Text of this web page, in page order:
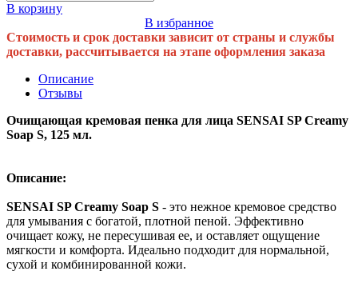
В корзину
В избранное
Стоимость и срок доставки зависит от страны и службы
доставки, рассчитывается на этапе оформления заказа
Описание
Отзывы
Очищающая кремовая пенка для лица SENSAI SP Creamy
Soap S, 125 мл.
Описание:
SENSAI SP Creamy Soap S - это нежное кремовое средство
для умывания с богатой, плотной пеной. Эффективно
очищает кожу, не пересушивая ее, и оставляет ощущение
мягкости и комфорта. Идеально подходит для нормальной,
сухой и комбинированной кожи.